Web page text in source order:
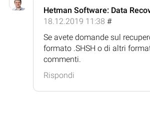
Hetman Software: Data
18.12.2019 11:38 #
Se avete domande sul
formato .SHSH o di altri
commenti.
Rispondi